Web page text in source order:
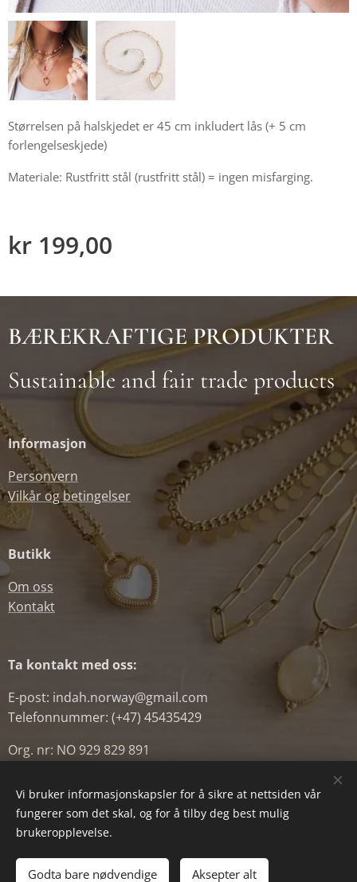
Størrelsen på halskjedet er 45 cm inkludert lås (+ 5 cm
forlengelseskjede)
Materiale: Rustfritt stål (rustfritt stål) = ingen misfarging.
kr 199,00
Legg til i handlekurven
BÆREKRAFTIGE PRODUKTER
Sustainable and fair trade products
Informasjon
Personvern
Vilkår og betingelser
Butikk
Om oss
Kontakt
Ta kontakt med oss:
E-post: indah.norway@gmail.com
Telefonnummer: (+47) 45435429
Org. nr: NO 929 829 891
Powered byWebnode Informasjonskapsler
Vi bruker informasjonskapsler for å sikre at nettsiden vår
fungerer som det skal, og for å tilby deg best mulig
brukeropplevelse.
Godta bare nødvendige Aksepter alt